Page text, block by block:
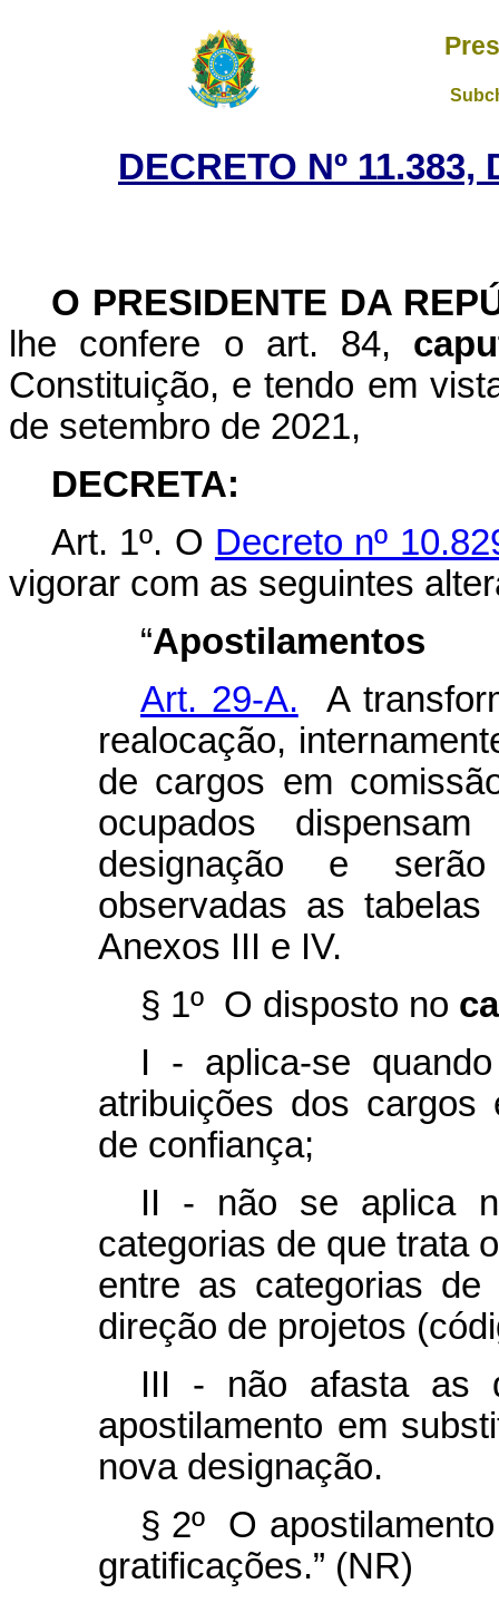
DECRETO Nº
O PRESIDENTE DA
lhe confere o art. 84,
Constituição, e tendo em
de setembro de 2021,
DECRETA:
Art. 1º. O Decreto nº
vigorar com as seguintes
“Apostilamentos
Art. 29-A. A
realocação,
de cargos em
ocupados
designação e
observadas as
Anexos III e IV.
§ 1º O disposto no
I - aplica-se
atribuições dos
de confiança;
II - não se aplica
categorias de que trata
entre as categorias
direção de projetos
III - não afasta as
apostilamento em
nova designação.
§ 2º O
gratificações.” (NR)